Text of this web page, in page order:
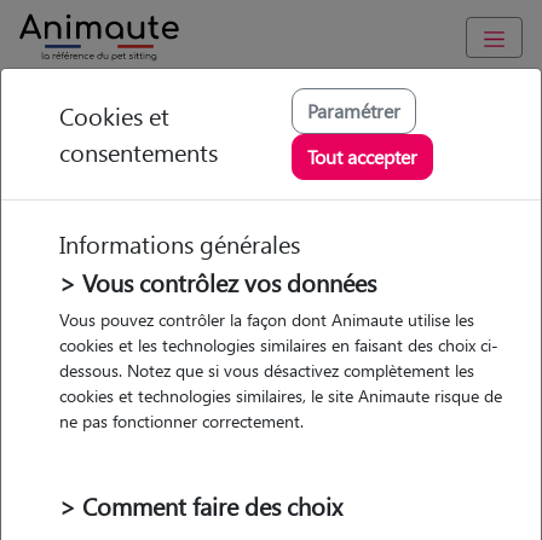
Animaute Occitanie Le Collet-de-Dèze
Ambre - Petsitter à
COLLET DE DEZE
• 26 ans
Cookies et
consentements
Paramétrer
Tout accepter
Informations générales
> Vous contrôlez vos données
Vous pouvez contrôler la façon dont Animaute utilise les
cookies et les technologies similaires en faisant des choix ci-
dessous. Notez que si vous désactivez complètement les
cookies et technologies similaires, le site Animaute risque de
ne pas fonctionner correctement.
> Comment faire des choix